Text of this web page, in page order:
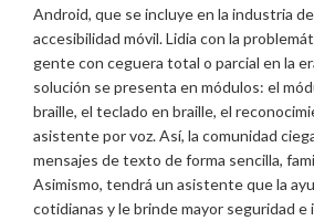
Android, que se incluye en la industria
accesibilidad móvil. Lidia con la
gente con ceguera total o parcial en la
solución se presenta en módulos: el
braille, el teclado en braille, el
asistente por voz. Así, la comunidad
mensajes de texto de forma sencilla,
Asimismo, tendrá un asistente que la
cotidianas y le brinde mayor seguridad e